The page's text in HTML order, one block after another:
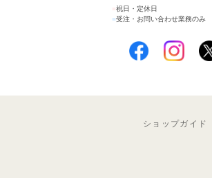
祝日・定休日
■受注・お問い合わせ業務のみ
ショップガイド